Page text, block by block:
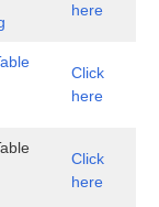
here
Click
here
Click
here